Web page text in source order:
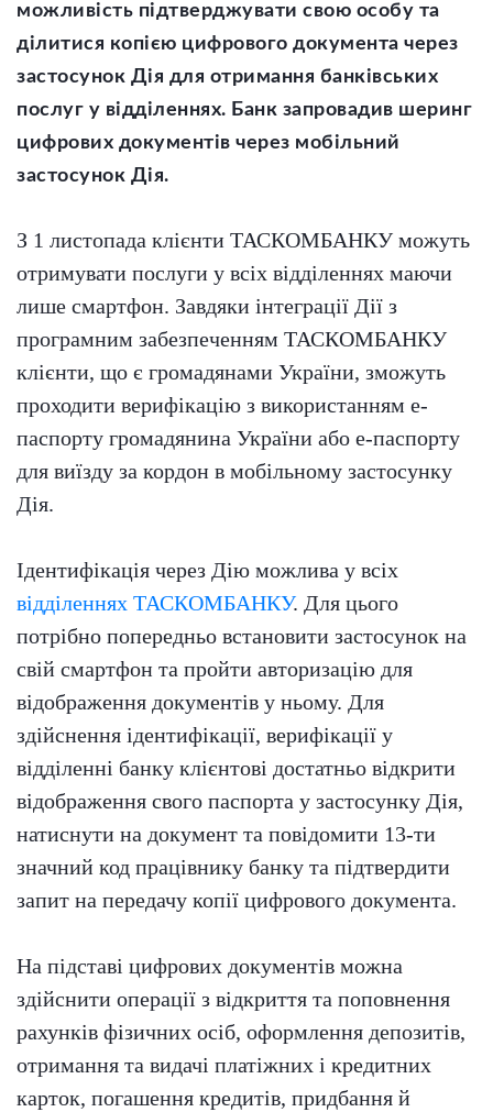
можливість підтверджувати свою особу та
ділитися копією цифрового документа через
застосунок Дія для отримання банківських
послуг у відділеннях. Банк запровадив шеринг
цифрових документів через мобільний
застосунок Дія.
З 1 листопада клієнти ТАСКОМБАНКУ можуть
отримувати послуги у всіх відділеннях маючи
лише смартфон. Завдяки інтеграції Дії з
програмним забезпеченням ТАСКОМБАНКУ
клієнти, що є громадянами України, зможуть
проходити верифікацію з використанням е-
паспорту громадянина України або е-паспорту
для виїзду за кордон в мобільному застосунку
Дія.
Ідентифікація через Дію можлива у всіх
відділеннях ТАСКОМБАНКУ. Для цього
потрібно попередньо встановити застосунок на
свій смартфон та пройти авторизацію для
відображення документів у ньому. Для
здійснення ідентифікації, верифікації у
відділенні банку клієнтові достатньо відкрити
відображення свого паспорта у застосунку Дія,
натиснути на документ та повідомити 13-ти
значний код працівнику банку та підтвердити
запит на передачу копії цифрового документа.
На підставі цифрових документів можна
здійснити операції з відкриття та поповнення
рахунків фізичних осіб, оформлення депозитів,
отримання та видачі платіжних і кредитних
карток, погашення кредитів, придбання й